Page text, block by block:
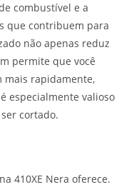
combustível e a
que contribuem para
não apenas reduz
permite que você
mais rapidamente,
especialmente valioso
cortado.
410XE Nera oferece.